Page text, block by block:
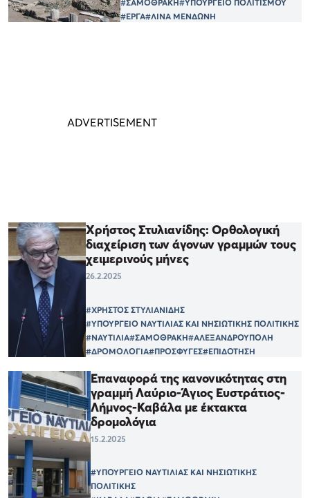
#ΣΑΜΟΘΡΑΚΗ#ΥΠΟΥΡΓΕΙΟ ΠΟΛΙΤΙΣΜΟΥ
#ΕΡΓΑ#ΛΙΝΑ ΜΕΝΔΩΝΗ
Χρήστος Στυλιανίδης: Ορθολογική
διαχείριση των άγονων γραμμών τους
χειμερινούς μήνες
26.2.2025
#ΧΡΗΣΤΟΣ ΣΤΥΛΙΑΝΙΔΗΣ
#ΥΠΟΥΡΓΕΙΟ ΝΑΥΤΙΛΙΑΣ ΚΑΙ ΝΗΣΙΩΤΙΚΗΣ ΠΟΛΙΤΙΚΗΣ
#ΝΑΥΤΙΛΙΑ#ΣΑΜΟΘΡΑΚΗ#ΑΛΕΞΑΝΔΡΟΥΠΟΛΗ
#ΔΡΟΜΟΛΟΓΙΑ#ΠΡΟΣΦΥΓΕΣ#ΕΠΙΔΟΤΗΣΗ
Επαναφορά της κανονικότητας στη
γραμμή Λαύριο-Άγιος Ευστράτιος-
Λήμνος-Καβάλα με έκτακτα
δρομολόγια
15.2.2025
#ΥΠΟΥΡΓΕΙΟ ΝΑΥΤΙΛΙΑΣ ΚΑΙ ΝΗΣΙΩΤΙΚΗΣ
ΠΟΛΙΤΙΚΗΣ